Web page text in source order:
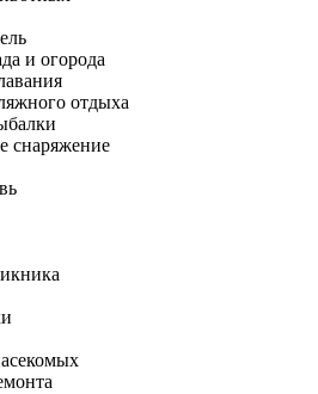
и огорода
отдыха
снаряжение